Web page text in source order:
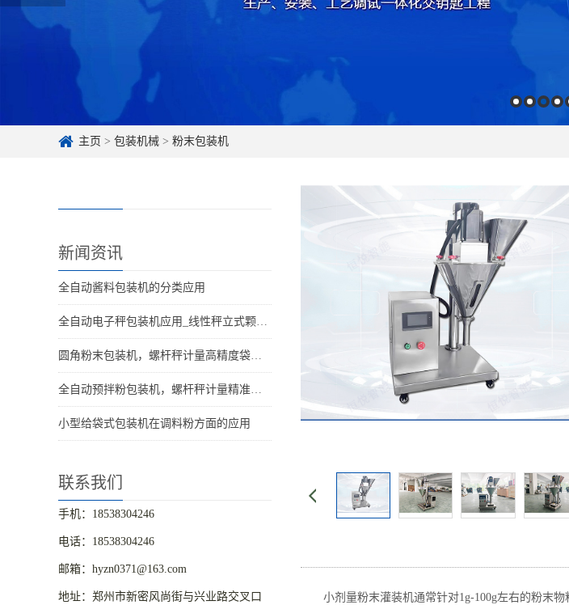
主页 > 包装机械 > 粉末包装机
新闻资讯
全自动酱料包装机的分类应用
全自动电子秤包装机应用_线性秤立式颗粒分装设备适用行业
圆角粉末包装机，螺杆秤计量高精度袋型更美观
全自动预拌粉包装机，螺杆秤计量精准粉体包装设备
小型给袋式包装机在调料粉方面的应用
联系我们
手机：18538304246
电话：18538304246
邮箱：hyzn0371@163.com
地址：郑州市新密风尚街与兴业路交叉口
小剂量粉末灌装机通常针对1g-100g左右的粉末